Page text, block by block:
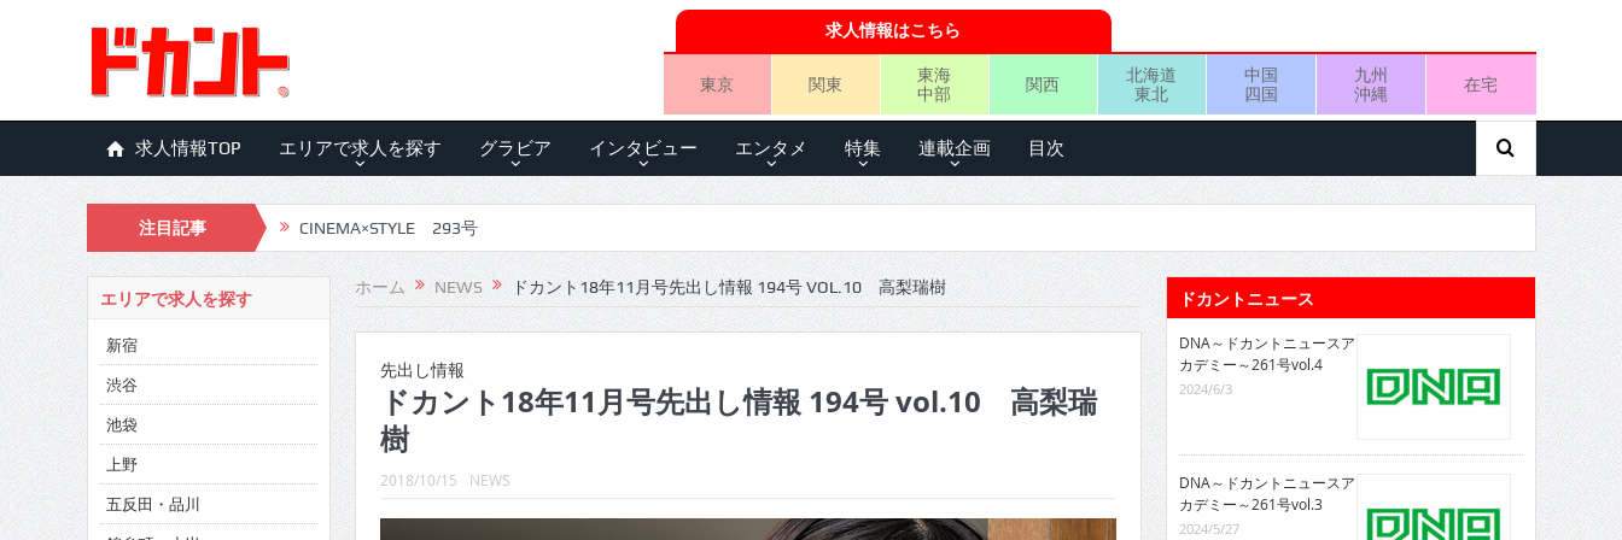
求人情報はこちら
東京 関東
東海
中部
関西
北海道
東北
中国
四国
九州
沖縄
在宅
求人情報TOP エリアで求人を探す グラビア インタビュー エンタメ 特集 連載企画 目次
注目記事 CINEMA×STYLE 292号
CINEMA×STYLE 291号
CINEMA×STYLE 290号
CINEMA×STYLE 289号
CINEMA×STYLE 288号
CINEMA×STYLE 287号
ホーム NEWS ドカント18年11月号先出し情報 194号 VOL.10 高梨瑞樹
先出し情報
ドカント18年11月号先出し情報 194号 vol.10 高梨瑞
樹
2018/10/15 NEWS
エリアで求人を探す
新宿
渋谷
池袋
上野
五反田・品川
ドカントニュース
DNA～ドカントニュースア
カデミー～261号vol.4
2024/6/3
DNA～ドカントニュースア
カデミー～261号vol.3
2024/5/27